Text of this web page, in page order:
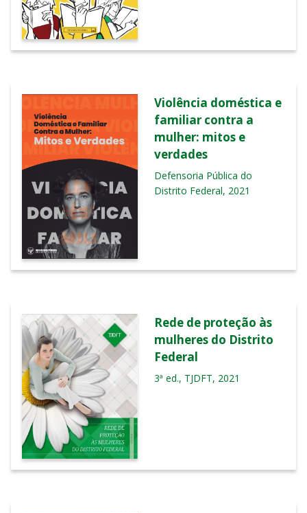
Violência doméstica e
familiar contra a
mulher: mitos e
verdades
Defensoria Pública do
Distrito Federal, 2021
Rede de proteção às
mulheres do Distrito
Federal
3ª ed., TJDFT, 2021